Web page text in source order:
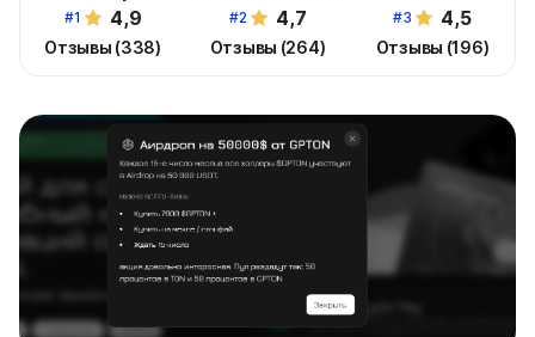
#1 4,9
Отзывы (338)
#2 4,7
Отзывы (264)
#3 4,5
Отзывы (196)